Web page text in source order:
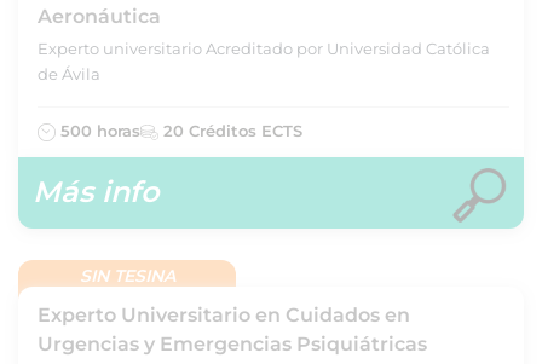
Aeronáutica
Experto universitario Acreditado por Universidad Católica
de Ávila
500 horas 20 Créditos ECTS
Más info
SIN TESINA
Experto Universitario en Cuidados en
Urgencias y Emergencias Psiquiátricas